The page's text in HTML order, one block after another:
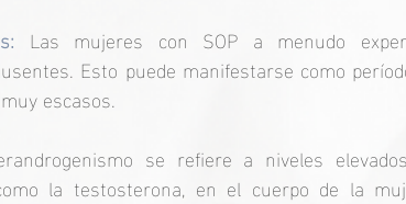
Las mujeres con SOP a menudo
Esto puede manifestarse como
escasos.
se refiere a niveles
la testosterona, en el cuerpo de la